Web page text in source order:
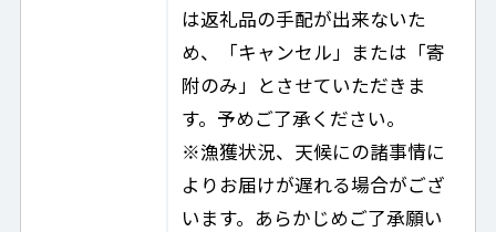
は返礼品の手配が出来ないた
め、「キャンセル」または「寄
附のみ」とさせていただきま
す。予めご了承ください。
※漁獲状況、天候にの諸事情に
よりお届けが遅れる場合がござ
います。あらかじめご了承願い